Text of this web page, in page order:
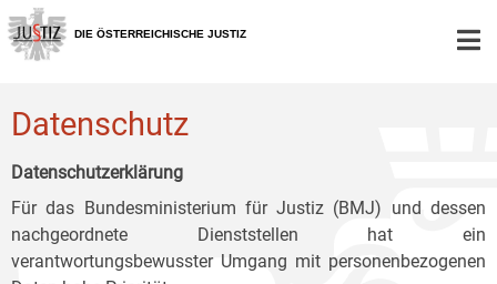
Zur
Hauptnavigation
[1]
Zum
Inhalt
[2]
Zum
Untermenü
[3]
DIE ÖSTERREICHISCHE JUSTIZ
Datenschutz
Datenschutzerklärung
Für das Bundesministerium für Justiz (BMJ) und dessen
nachgeordnete Dienststellen hat ein
verantwortungsbewusster Umgang mit personenbezogenen